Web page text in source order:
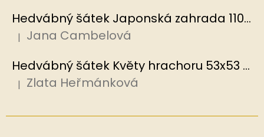
Hedvábný šátek Japonská zahrada 110x110 cm v dárkovém balení, HEDVÁBNÝ SVĚT
Hodnocení produktu je 5 z 5 hvězdiček.
| Jana Cambelová
Hedvábný šátek Květy hrachoru 53x53 cm v dárkovém balení, HEDVÁBNÝ SVĚT
Hodnocení produktu je 5 z 5 hvězdiček.
| Zlata Heřmánková